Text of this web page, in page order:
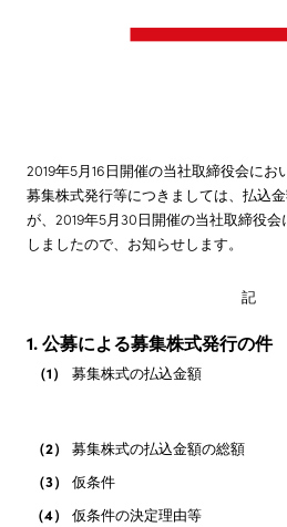
2019年5月16日開催の当社取締役会に
募集株式発行等につきましては、払込
が、2019年5月30日開催の当社取締役
しましたので、お知らせします。
記
1. 公募による募集株式発行の件
（1） 募集株式の払込金額
（2）
募集株式の払込金額の総額
（3）
仮条件
（4）
仮条件の決定理由等